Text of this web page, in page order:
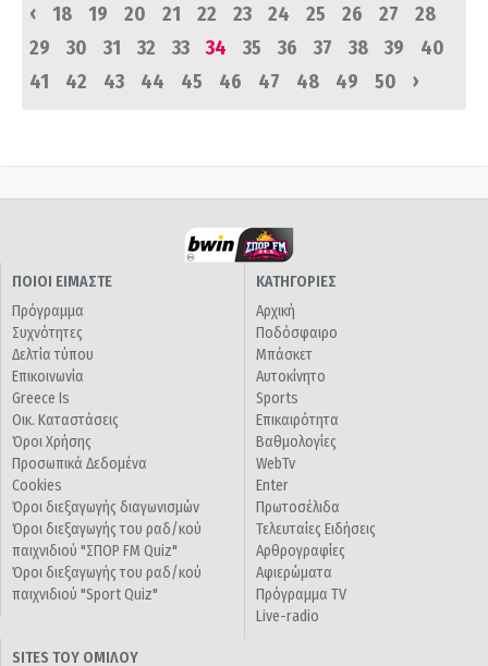
‹
18 19 20 21 22 23 24 25 26 27
28
29
30 31 32 33 34 35 36 37 38 39
40
41
42 43 44 45 46 47 48 49 50 ›
ΠΟΙΟΙ ΕΙΜΑΣΤΕ
Πρόγραμμα
Συχνότητες
Δελτία τύπου
Επικοινωνία
Greece Is
Οικ. Καταστάσεις
Όροι Χρήσης
Προσωπικά Δεδομένα
Cookies
Όροι διεξαγωγής διαγωνισμών
Όροι διεξαγωγής του ραδ/κού
παιχνιδιού "ΣΠΟΡ FM Quiz"
Όροι διεξαγωγής του ραδ/κού
παιχνιδιού "Sport Quiz"
ΚΑΤΗΓΟΡΙΕΣ
Αρχική
Ποδόσφαιρο
Μπάσκετ
Αυτοκίνητο
Sports
Επικαιρότητα
Βαθμολογίες
WebTv
Enter
Πρωτοσέλιδα
Τελευταίες Ειδήσεις
Αρθρογραφίες
Αφιερώματα
Πρόγραμμα TV
Live-radio
SITES ΤΟΥ ΟΜΙΛΟΥ